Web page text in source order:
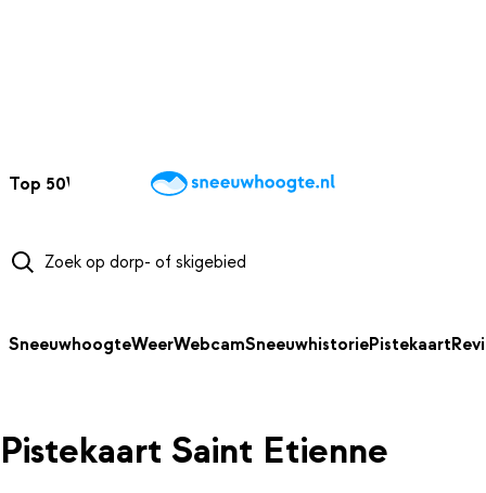
Top 50Webcams WintersportweerKaarten
SneeuwhoogteWeerWebcamSneeuwhistoriePistekaart
Pistekaart Saint Etienne